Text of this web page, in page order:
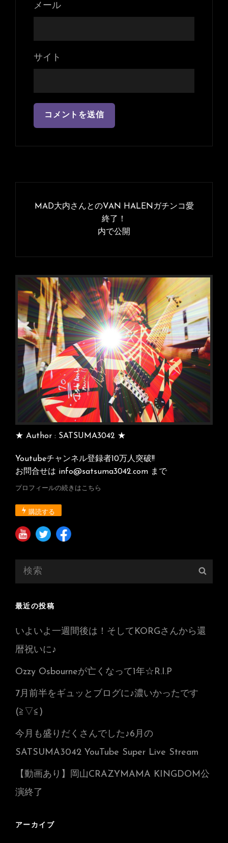
メール
サイト
ゲ
ョ
ン
MAD大内さんとのVAN HALENガチンコ愛
終了！
内で公開
★ Author : SATSUMA3042 ★
Youtubeチャンネル登録者10万人突破!!
お問合せは info@satsuma3042.com まで
プロフィールの続きはこちら
購読する
最近の投稿
いよいよ一週間後は！そしてKORGさんから還
暦祝いに♪
Ozzy Osbourneが亡くなって1年☆R.I.P
7月前半をギュッとブログに♪濃いかったです
(≧▽≦)
今月も盛りだくさんでした♪6月の
SATSUMA3042 YouTube Super Live Stream
【動画あり】岡山CRAZYMAMA KINGDOM公
演終了
アーカイブ